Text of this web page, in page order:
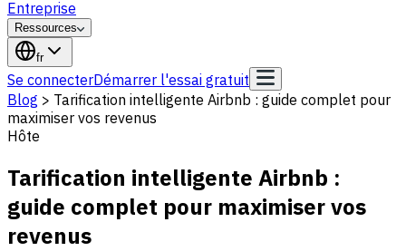
Entreprise
Ressources
fr
Se connecterDémarrer l'essai gratuit
Blog > Tarification intelligente Airbnb : guide complet pour
maximiser vos revenus
Hôte
Tarification intelligente Airbnb :
guide complet pour maximiser vos
revenus